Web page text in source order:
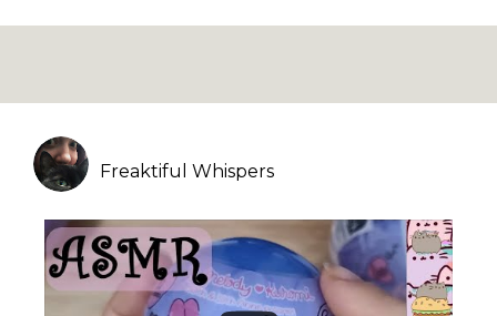
Freaktiful Whispers